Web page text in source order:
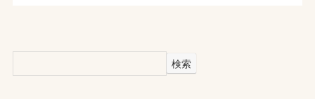
検索